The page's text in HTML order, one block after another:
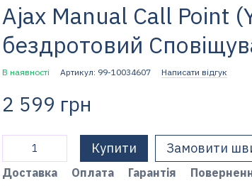
Ajax Manual Call Point
бездротовий
В наявності Артикул: 99-10034607 Написати відгук
2 599 грн
Купити Замовити
Доставка Оплата Гарантія